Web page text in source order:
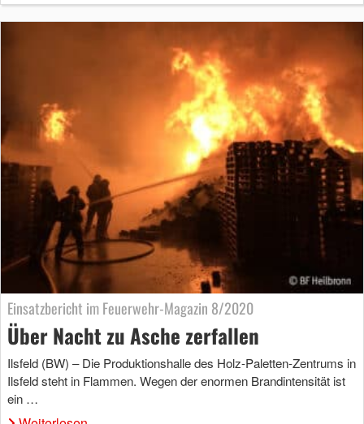
Einsatzbericht im Feuerwehr-Magazin 8/2020
Über Nacht zu Asche zerfallen
Ilsfeld (BW) – Die Produktionshalle des Holz-Paletten-Zentrums in
Ilsfeld steht in Flammen. Wegen der enormen Brandintensität ist
ein …